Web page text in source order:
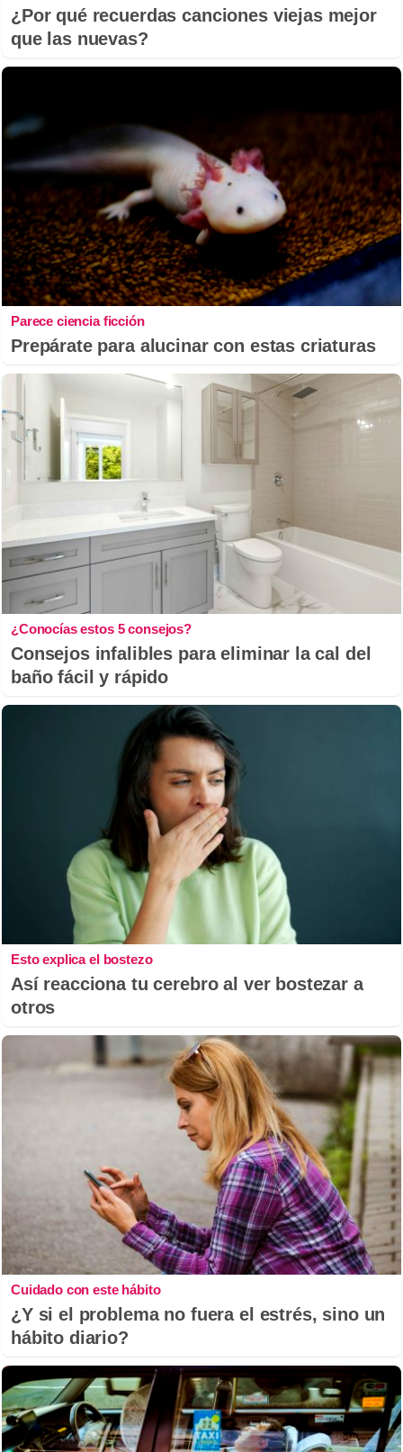
¿Por qué recuerdas canciones viejas mejor
que las nuevas?
Parece ciencia ficción
Prepárate para alucinar con estas criaturas
¿Conocías estos 5 consejos?
Consejos infalibles para eliminar la cal del
baño fácil y rápido
Esto explica el bostezo
Así reacciona tu cerebro al ver bostezar a
otros
Cuidado con este hábito
¿Y si el problema no fuera el estrés, sino un
hábito diario?